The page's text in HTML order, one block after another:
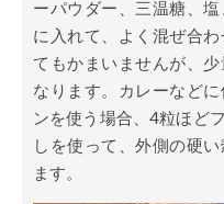
ーパウダー、三温糖、
に入れて、よく混ぜ合
てもかまいませんが、
なります。カレーなど
ンを使う場合、4粒ほど
しを使って、外側の硬
ます。